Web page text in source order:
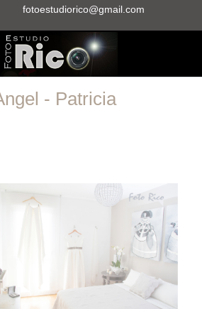
fotoestudiorico@gmail.com
- Patricia